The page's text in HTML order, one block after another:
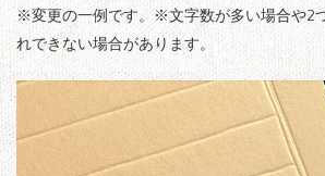
※変更の一例です。※文字数が多い場合や2
れできない場合があります。